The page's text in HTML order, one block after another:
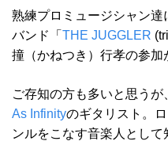
熟練プロミュージシャン達
バンド「 THE JUGGLER
撞（かねつき）行孝の参加
ご存知の方も多いと思う
As Infinityのギタリスト。
ンルをこなす音楽人として